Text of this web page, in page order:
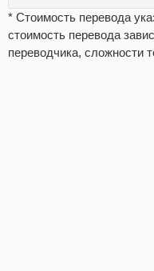
* Стоимость перевода
стоимость перевода
переводчика, сложности